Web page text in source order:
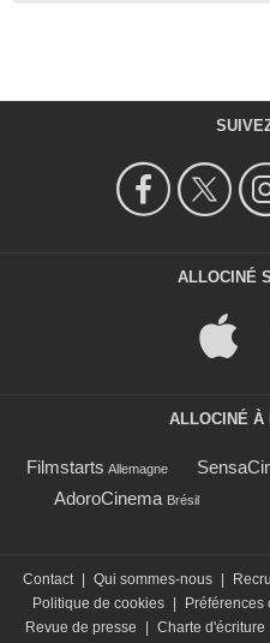
ALLOCINÉ
ALLOCINÉ À
Filmstarts Allemagne
AdoroCinema Brésil
Contact Qui sommes-nous
Politique de cookies
Préférences
Revue de presse
Charte d'écriture